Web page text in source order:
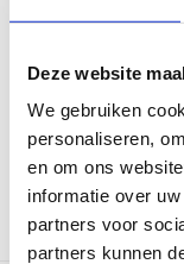
Deze website
We gebruiken
personaliseren,
en om ons
informatie over
partners voor
partners kunnen
zijn. Je kan grillen,
barbecueën met The
handomdraai
gerechten met een
proeft. The Bastard
cordieriet keramiek
ongecompliceerd,
het hele jaar door.